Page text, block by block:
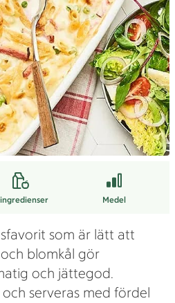
ingredienser Medel
som är lätt att
och blomkål gör
och jättegod.
serveras med fördel